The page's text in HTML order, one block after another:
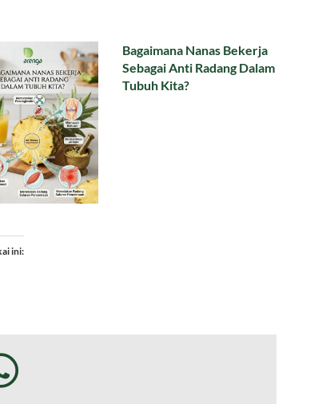
Bagaimana Nanas Bekerja
Sebagai Anti Radang Dalam
Tubuh Kita?
ini: